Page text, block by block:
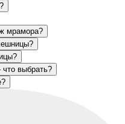
мрамора?
выбрать?